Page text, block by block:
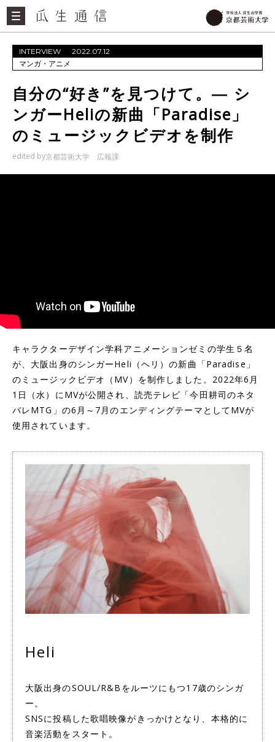
INTERVIEW 2022.07.12
マンガ・アニメ
自分の“好き”を見つけて。― シ
ンガーHeliの新曲「Paradise」
のミュージックビデオを制作
edited by京都芸術大学 広報課
キャラクターデザイン学科アニメーションゼミの学生５名
が、大阪出身のシンガーHeli（ヘリ）の新曲「Paradise」
のミュージックビデオ（MV）を制作しました。2022年6月
1日（水）にMVが公開され、読売テレビ「今田耕司のネタ
バレMTG」の6月～7月のエンディングテーマとしてMVが
使用されています。
Heli
大阪出身のSOUL/R&Bをルーツにもつ17歳のシンガ
ー。
SNSに投稿した歌唱映像がきっかけとなり、本格的に
音楽活動をスタート。